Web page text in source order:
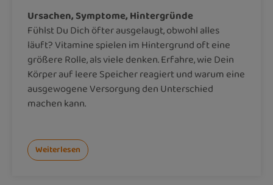
Ursachen, Symptome, Hintergründe
Fühlst Du Dich öfter ausgelaugt, obwohl alles
läuft? Vitamine spielen im Hintergrund oft eine
größere Rolle, als viele denken. Erfahre, wie Dein
Körper auf leere Speicher reagiert und warum eine
ausgewogene Versorgung den Unterschied
machen kann.
Weiterlesen